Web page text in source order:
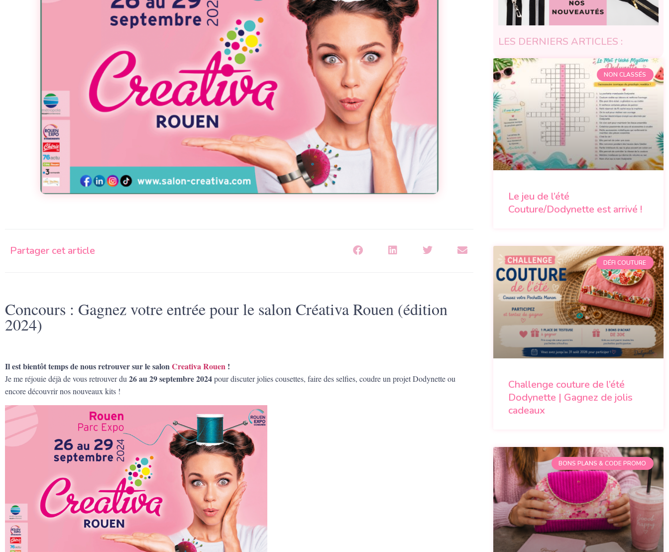
Partager cet article
Concours : Gagnez votre entrée pour le salon Créativa Rouen (édition
2024)
Il est bientôt temps de nous retrouver sur le salonCreativa Rouen !
Je me réjouie déjà de vous retrouver du26 au 29 septembre 2024pour discuter jolies cousettes, faire des selfies, coudre un projet Dodynette ou
encore découvrir nos nouveaux kits !
LES DERNIERS ARTICLES :
NON CLASSÉS
Le jeu de l’été
Couture/Dodynette est arrivé !
DÉFI COUTURE
Challenge couture de l’été
Dodynette | Gagnez de jolis
cadeaux
BONS PLANS & CODE PROMO